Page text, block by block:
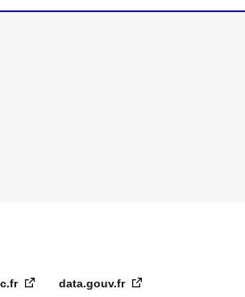
data.gouv.fr